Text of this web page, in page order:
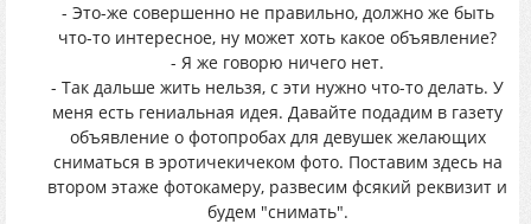
- Это-же совершенно не правильно, должно же быть
что-то интересное, ну может хоть какое объявление?
- Я же говорю ничего нет.
- Так дальше жить нельзя, с эти нужно что-то делать. У
меня есть гениальная идея. Давайте подадим в газету
объявление о фотопробах для девушек желающих
сниматься в эротичекичеком фото. Поставим здесь на
втором этаже фотокамеру, развесим фсякий реквизит и
будем "снимать".